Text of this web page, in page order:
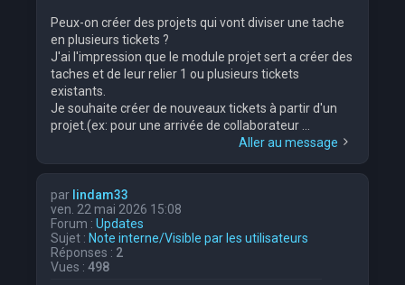
Peux-on créer des projets qui vont diviser une tache
en plusieurs tickets ?
J'ai l'impression que le module projet sert a créer des
taches et de leur relier 1 ou plusieurs tickets
existants.
Je souhaite créer de nouveaux tickets à partir d'un
projet.(ex: pour une arrivée de collaborateur ...
Aller au message
par lindam33
ven. 22 mai 2026 15:08
Forum : Updates
Sujet : Note interne/Visible par les utilisateurs
Réponses : 2
Vues : 498